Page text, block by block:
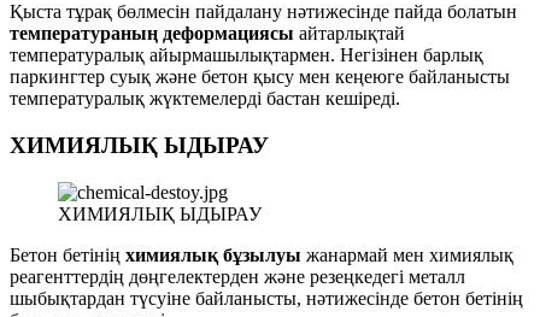
Қыста тұрақ бөлмесін пайдалану нәтижесінде пайда болатын
температураның деформациясы айтарлықтай
температуралық айырмашылықтармен. Негізінен барлық
паркингтер суық және бетон қысу мен кеңеюге байланысты
температуралық жүктемелерді бастан кешіреді.
ХИМИЯЛЫҚ ЫДЫРАУ
ХИМИЯЛЫҚ ЫДЫРАУ
Бетон бетінің химиялық бұзылуы жанармай мен химиялық
реагенттердің дөңгелектерден және резеңкедегі металл
шыбықтардан түсуіне байланысты, нәтижесінде бетон бетінің